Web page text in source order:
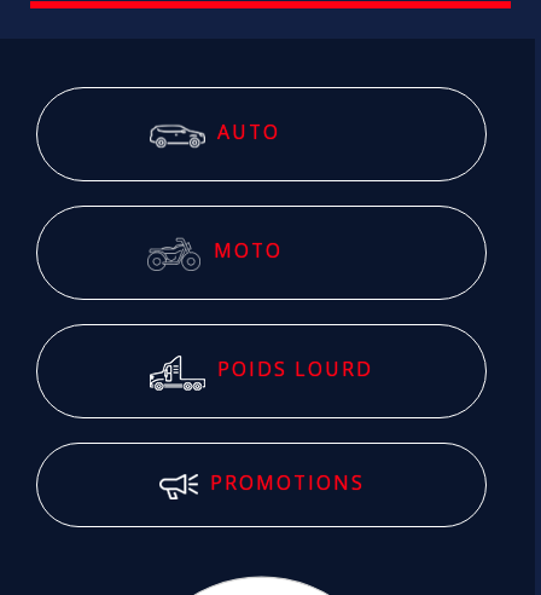
AUTO
MOTO
POIDS LOURD
PROMOTIONS